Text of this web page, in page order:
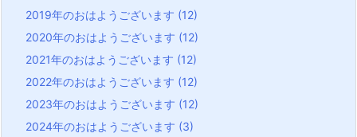
2019年のおはようございます (12)
2020年のおはようございます (12)
2021年のおはようございます (12)
2022年のおはようございます (12)
2023年のおはようございます (12)
2024年のおはようございます (3)